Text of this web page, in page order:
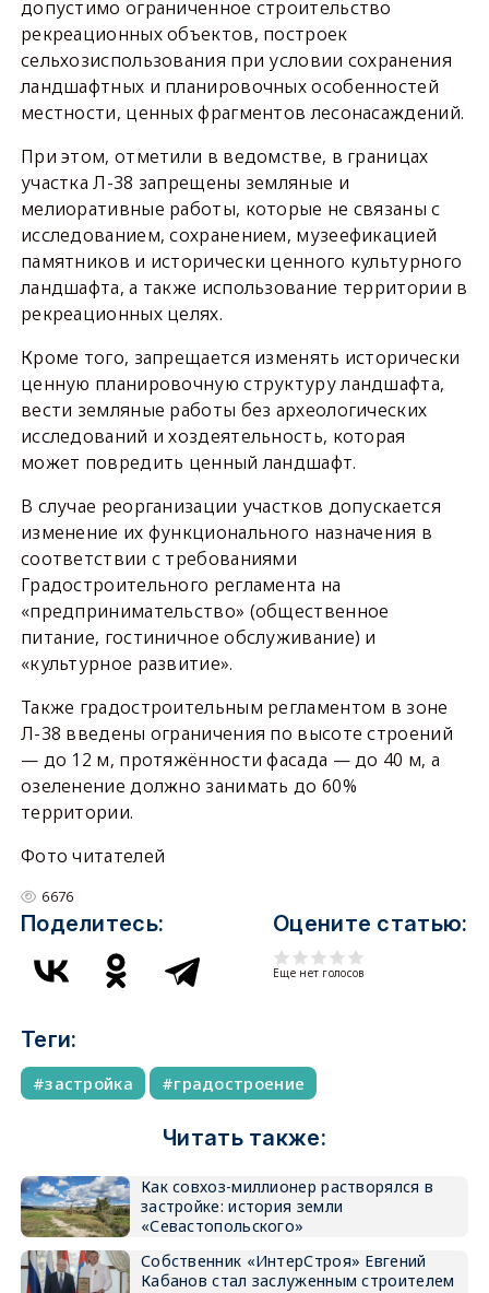
допустимо ограниченное строительство
рекреационных объектов, построек
сельхозиспользования при условии сохранения
ландшафтных и планировочных особенностей
местности, ценных фрагментов лесонасаждений.
При этом, отметили в ведомстве, в границах
участка Л-38 запрещены земляные и
мелиоративные работы, которые не связаны с
исследованием, сохранением, музеефикацией
памятников и исторически ценного культурного
ландшафта, а также использование территории в
рекреационных целях.
Кроме того, запрещается изменять исторически
ценную планировочную структуру ландшафта,
вести земляные работы без археологических
исследований и хоздеятельность, которая
может повредить ценный ландшафт.
В случае реорганизации участков допускается
изменение их функционального назначения в
соответствии с требованиями
Градостроительного регламента на
«предпринимательство» (общественное
питание, гостиничное обслуживание) и
«культурное развитие».
Также градостроительным регламентом в зоне
Л-38 введены ограничения по высоте строений
— до 12 м, протяжённости фасада — до 40 м, а
озеленение должно занимать до 60%
территории.
Фото читателей
6676
Поделитесь: Оцените статью:
Еще нет голосов
Теги:
застройка градостроение
Читать также:
Как совхоз-миллионер растворялся в
застройке: история земли
«Севастопольского»
Собственник «ИнтерСтроя» Евгений
Кабанов стал заслуженным строителем